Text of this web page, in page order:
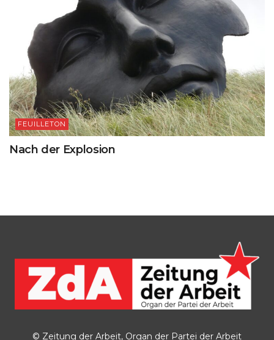
FEUILLETON
Nach der Explosion
© Zeitung der Arbeit, Organ der Partei der Arbeit